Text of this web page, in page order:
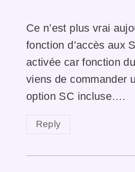
Ce n’est plus vrai
fonction d’accès aux
activée car fonction
viens de commander
option SC incluse….
Reply